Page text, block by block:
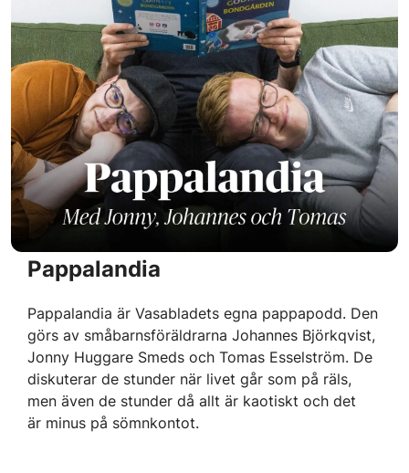
Pappalandia
Pappalandia är Vasabladets egna pappapodd. Den
görs av småbarnsföräldrarna Johannes Björkqvist,
Jonny Huggare Smeds och Tomas Esselström. De
diskuterar de stunder när livet går som på räls,
men även de stunder då allt är kaotiskt och det
är minus på sömnkontot.